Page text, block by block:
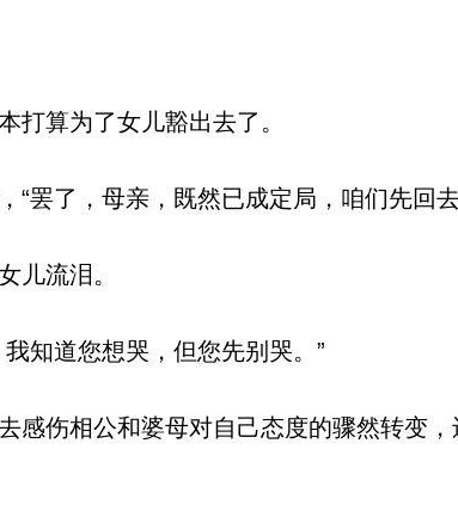
算为了女儿豁出去了。
罢了，母亲，既然已成定局，咱们先回
儿流泪。
知道您想哭，但您先别哭。”
伤相公和婆母对自己态度的骤然转变